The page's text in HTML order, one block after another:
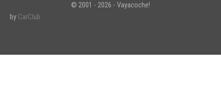
© 2001 - 2026 - Vayacoche!
by CarClub